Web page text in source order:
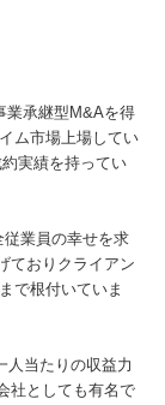
業承継型M&Aを得
ム市場上場してい
実績を持ってい
業員の幸せを求
ておりクライアン
で根付いていま
人当たりの収益力
社としても有名で